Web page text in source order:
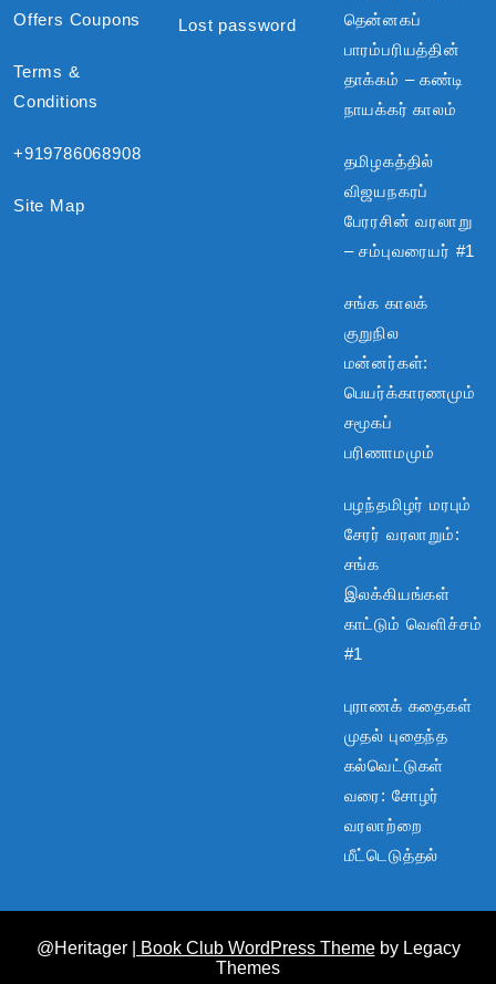
Offers Coupons
Terms &
Conditions
+919786068908
Site Map
Lost password
தென்னகப்
பாரம்பரியத்தின்
தாக்கம் – கண்டி
நாயக்கர் காலம்
தமிழகத்தில்
விஜயநகரப்
பேரரசின் வரலாறு
– சம்புவரையர் #1
சங்க காலக்
குறுநில
மன்னர்கள்:
பெயர்க்காரணமும்
சமூகப்
பரிணாமமும்
பழந்தமிழர் மரபும்
சேரர் வரலாறும்:
சங்க
இலக்கியங்கள்
காட்டும் வெளிச்சம்
#1
புராணக் கதைகள்
முதல் புதைந்த
கல்வெட்டுகள்
வரை: சோழர்
வரலாற்றை
மீட்டெடுத்தல்
@Heritager | Book Club WordPress Themeby Legacy
Themes